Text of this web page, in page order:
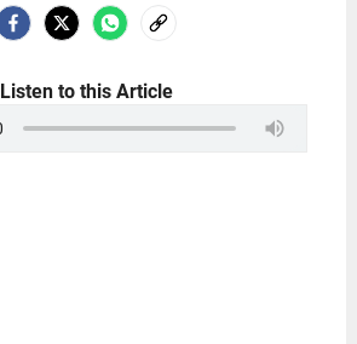
Listen to this Article